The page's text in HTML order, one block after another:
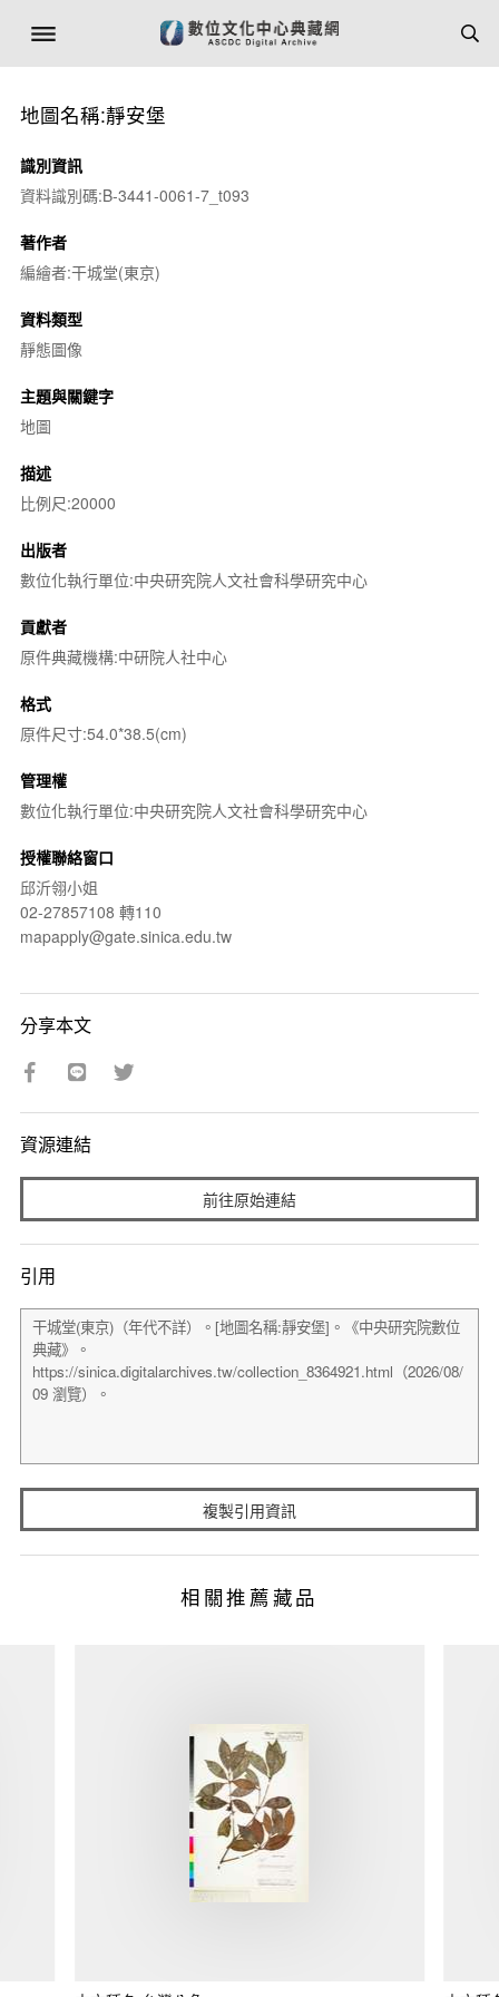
地圖名稱:靜安堡
識別資訊
資料識別碼:B-3441-0061-7_t093
著作者
編繪者:干城堂(東京)
資料類型
靜態圖像
主題與關鍵字
地圖
描述
比例尺:20000
出版者
數位化執行單位:中央研究院人文社會科學研究中心
貢獻者
原件典藏機構:中研院人社中心
格式
原件尺寸:54.0*38.5(cm)
管理權
數位化執行單位:中央研究院人文社會科學研究中心
授權聯絡窗口
邱沂翎小姐
02-27857108 轉110
mapapply@gate.sinica.edu.tw
分享本文
資源連結
前往原始連結
引用
複製引用資訊
相關推薦藏品